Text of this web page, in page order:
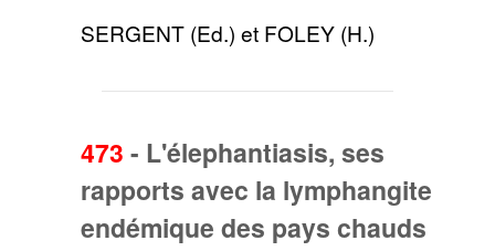
SERGENT (Ed.) et FOLEY (H.)
473 - L'élephantiasis, ses
rapports avec la lymphangite
endémique des pays chauds